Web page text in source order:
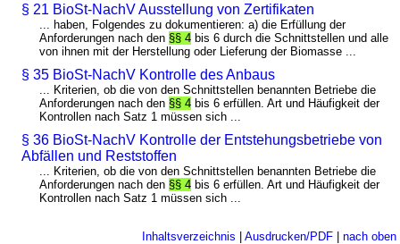
§ 21 BioSt-NachV Ausstellung von Zertifikaten
... haben, Folgendes zu dokumentieren: a) die Erfüllung der
Anforderungen nach den §§ 4 bis 6 durch die Schnittstellen und alle
von ihnen mit der Herstellung oder Lieferung der Biomasse ...
§ 35 BioSt-NachV Kontrolle des Anbaus
... Kriterien, ob die von den Schnittstellen benannten Betriebe die
Anforderungen nach den §§ 4 bis 6 erfüllen. Art und Häufigkeit der
Kontrollen nach Satz 1 müssen sich ...
§ 36 BioSt-NachV Kontrolle der Entstehungsbetriebe von
Abfällen und Reststoffen
... Kriterien, ob die von den Schnittstellen benannten Betriebe die
Anforderungen nach den §§ 4 bis 6 erfüllen. Art und Häufigkeit der
Kontrollen nach Satz 1 müssen sich ...
Inhaltsverzeichnis | Ausdrucken/PDF| nach oben